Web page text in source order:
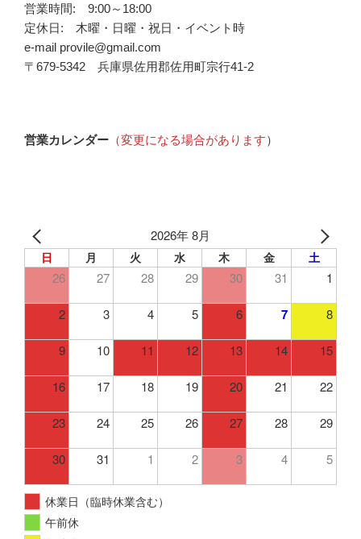
営業時間: 9:00～18:00
定休日: 木曜・日曜・祝日・イベント時
e-mail provile@gmail.com
〒679-5342 兵庫県佐用郡佐用町宗行41-2
営業カレンダー （変更になる場合があります）
2026年 8月
日 月 火 水 木 金 土
26 27 28 29 30 31 1
2 3 4 5 6 7 8
9 10 11 12 13 14 15
16 17 18 19 20 21 22
23 24 25 26 27 28 29
30 31 1 2 3 4 5
休業日（臨時休業含む）
午前休